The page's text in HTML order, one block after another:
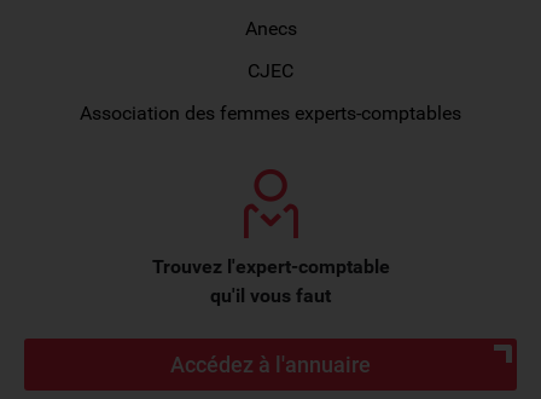
Anecs
CJEC
Association des femmes experts-comptables
Trouvez l'expert-comptable
qu'il vous faut
Accédez à l'annuaire